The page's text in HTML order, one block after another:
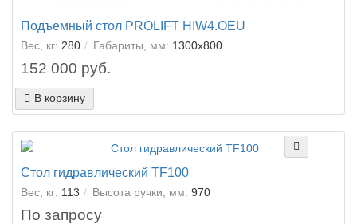
Подъемный стол PROLIFT HIW4.OEU
Вес, кг: 280 Габариты, мм: 1300x800
152 000 руб.
В корзину
Стол гидравлический TF100
Вес, кг: 113 Высота ручки, мм: 970
По запросу